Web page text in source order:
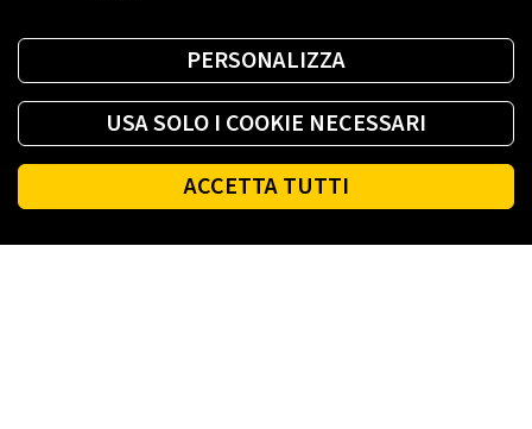
PERSONALIZZA
USA SOLO I COOKIE NECESSARI
ACCETTA TUTTI